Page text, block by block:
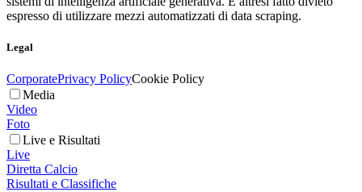
espresso di utilizzare mezzi automatizzati di data scraping.
Legal
CorporatePrivacy PolicyCookie Policy
Media
Video
Foto
Live e Risultati
Live
Diretta Calcio
Risultati e Classifiche